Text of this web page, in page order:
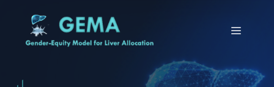
contenido
Menú